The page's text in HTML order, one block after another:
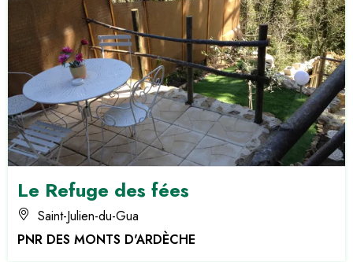
Le Refuge des fées
Saint-Julien-du-Gua
PNR DES MONTS D'ARDÈCHE